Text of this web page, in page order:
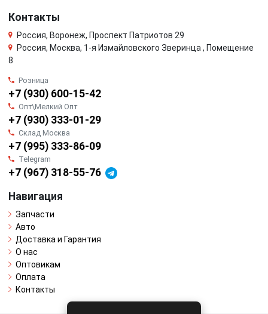
Контакты
Россия, Воронеж, Проспект Патриотов 29
Россия, Москва, 1-я Измайловского Зверинца , Помещение
8
Розница
+7 (930) 600-15-42
Опт\Мелкий Опт
+7 (930) 333-01-29
Склад Москва
+7 (995) 333-86-09
Telegram
+7 (967) 318-55-76
Навигация
Запчасти
Авто
Доставка и Гарантия
О нас
Оптовикам
Оплата
Контакты